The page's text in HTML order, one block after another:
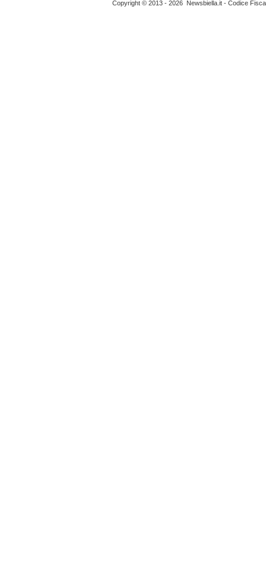
Copyright © 2013 - 2026 Newsbiella.it - Codice